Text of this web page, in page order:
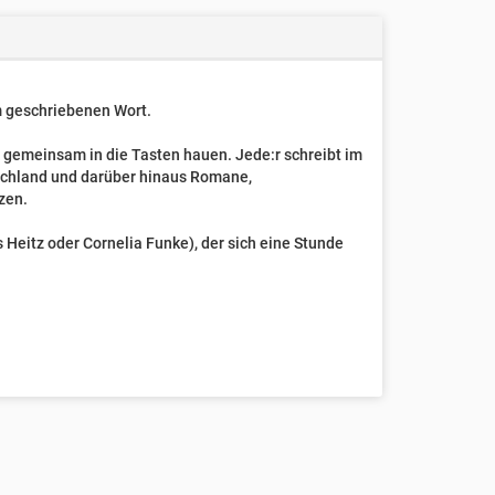
Wort.
in die Tasten hauen. Jede:r schreibt im
und darüber hinaus Romane,
oder Cornelia Funke), der sich eine Stunde